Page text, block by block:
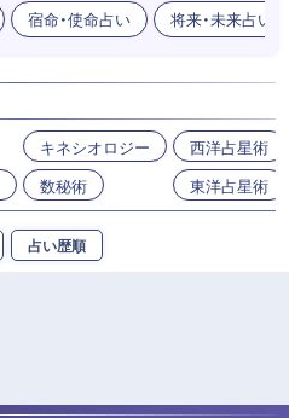
宿命・使命占い 将来・未来占い
キネシオロジー
数秘術
西洋占星術
東洋占星術
占い歴順